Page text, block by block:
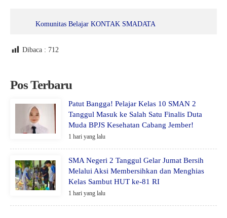
Komunitas Belajar KONTAK SMADATA
Dibaca : 712
Pos Terbaru
Patut Bangga! Pelajar Kelas 10 SMAN 2
Tanggul Masuk ke Salah Satu Finalis Duta
Muda BPJS Kesehatan Cabang Jember!
1 hari yang lalu
SMA Negeri 2 Tanggul Gelar Jumat Bersih
Melalui Aksi Membersihkan dan Menghias
Kelas Sambut HUT ke-81 RI
1 hari yang lalu